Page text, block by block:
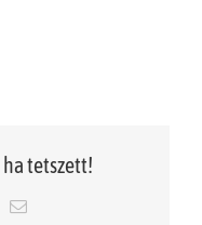
ha tetszett!
Email